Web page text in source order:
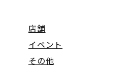
店舗
イベント
その他